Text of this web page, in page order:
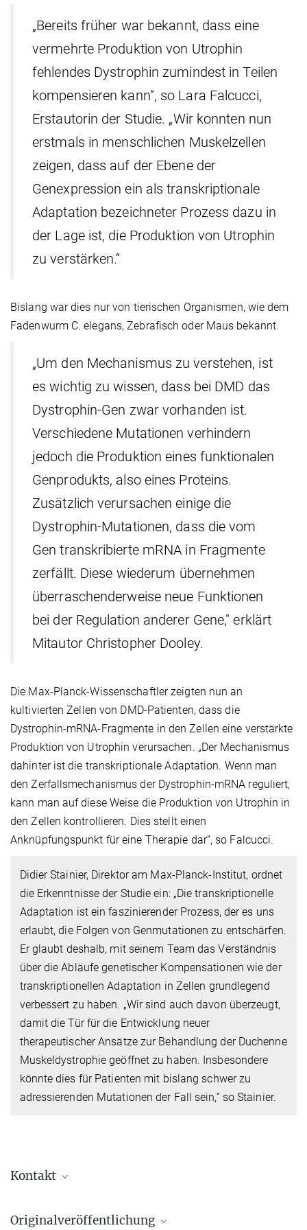
„Bereits früher war bekannt, dass eine
vermehrte Produktion von Utrophin
fehlendes Dystrophin zumindest in Teilen
kompensieren kann“, so Lara Falcucci,
Erstautorin der Studie. „Wir konnten nun
erstmals in menschlichen Muskelzellen
zeigen, dass auf der Ebene der
Genexpression ein als transkriptionale
Adaptation bezeichneter Prozess dazu in
der Lage ist, die Produktion von Utrophin
zu verstärken.“
Bislang war dies nur von tierischen Organismen, wie dem
Fadenwurm C. elegans, Zebrafisch oder Maus bekannt.
„Um den Mechanismus zu verstehen, ist
es wichtig zu wissen, dass bei DMD das
Dystrophin-Gen zwar vorhanden ist.
Verschiedene Mutationen verhindern
jedoch die Produktion eines funktionalen
Genprodukts, also eines Proteins.
Zusätzlich verursachen einige die
Dystrophin-Mutationen, dass die vom
Gen transkribierte mRNA in Fragmente
zerfällt. Diese wiederum übernehmen
überraschenderweise neue Funktionen
bei der Regulation anderer Gene," erklärt
Mitautor Christopher Dooley.
Die Max-Planck-Wissenschaftler zeigten nun an
kultivierten Zellen von DMD-Patienten, dass die
Dystrophin-mRNA-Fragmente in den Zellen eine verstärkte
Produktion von Utrophin verursachen. „Der Mechanismus
dahinter ist die transkriptionale Adaptation. Wenn man
den Zerfallsmechanismus der Dystrophin-mRNA reguliert,
kann man auf diese Weise die Produktion von Utrophin in
den Zellen kontrollieren. Dies stellt einen
Anknüpfungspunkt für eine Therapie dar“, so Falcucci.
Didier Stainier, Direktor am Max-Planck-Institut, ordnet
die Erkenntnisse der Studie ein: „Die transkriptionelle
Adaptation ist ein faszinierender Prozess, der es uns
erlaubt, die Folgen von Genmutationen zu entschärfen.
Er glaubt deshalb, mit seinem Team das Verständnis
über die Abläufe genetischer Kompensationen wie der
transkriptionellen Adaptation in Zellen grundlegend
verbessert zu haben. „Wir sind auch davon überzeugt,
damit die Tür für die Entwicklung neuer
therapeutischer Ansätze zur Behandlung der Duchenne
Muskeldystrophie geöffnet zu haben. Insbesondere
könnte dies für Patienten mit bislang schwer zu
adressierenden Mutationen der Fall sein,“ so Stainier.
Kontakt
Manging Director
Originalveröffentlichung